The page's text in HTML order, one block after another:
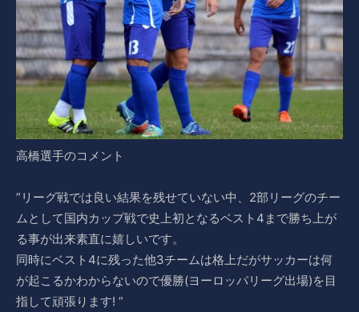
高橋選手のコメント
”リーグ戦では良い結果を残せていない中、2部リーグのチー
ムとして国内カップ戦で史上初となるベスト4まで勝ち上が
る事が出来素直に嬉しいです。
同時にベスト4に残った他3チームは格上だがサッカーは何
が起こるかわからないので優勝(ヨーロッパリーグ出場)を目
指して頑張ります! ”